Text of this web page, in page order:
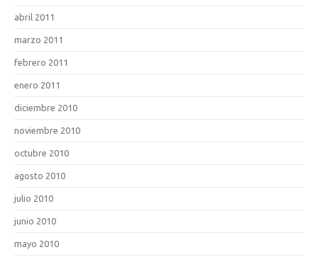
abril 2011
marzo 2011
febrero 2011
enero 2011
diciembre 2010
noviembre 2010
octubre 2010
agosto 2010
julio 2010
junio 2010
mayo 2010